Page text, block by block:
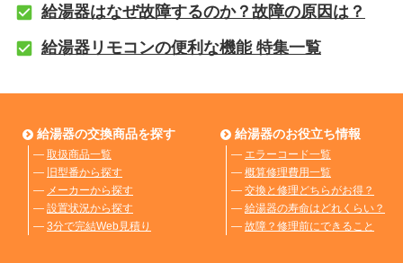
給湯器はなぜ故障するのか？故障の原因は？
給湯器リモコンの便利な機能 特集一覧
給湯器の交換商品を探す
― 取扱商品一覧
― 旧型番から探す
― メーカーから探す
― 設置状況から探す
― 3分で完結Web見積り
給湯器のお役立ち情報
― エラーコード一覧
― 概算修理費用一覧
― 交換と修理どちらがお得？
― 給湯器の寿命はどれくらい？
― 故障？修理前にできること